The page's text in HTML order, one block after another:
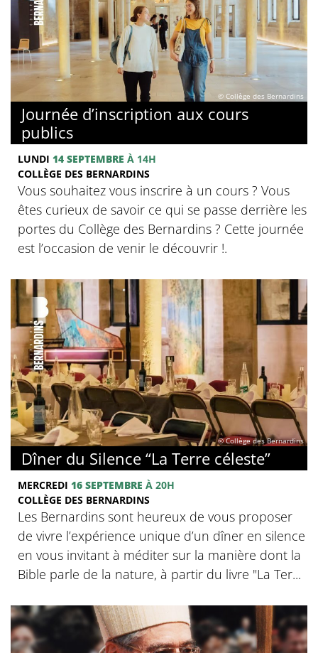
© Collège des Bernardins
Journée d’inscription aux cours
publics
LUNDI 14 SEPTEMBRE À 14H
COLLÈGE DES BERNARDINS
Vous souhaitez vous inscrire à un cours ? Vous
êtes curieux de savoir ce qui se passe derrière les
portes du Collège des Bernardins ? Cette journée
est l’occasion de venir le découvrir !.
© Collège des Bernardins
Dîner du Silence “La Terre céleste”
MERCREDI 16 SEPTEMBRE À 20H
COLLÈGE DES BERNARDINS
Les Bernardins sont heureux de vous proposer
de vivre l’expérience unique d’un dîner en silence
en vous invitant à méditer sur la manière dont la
Bible parle de la nature, à partir du livre "La Ter...